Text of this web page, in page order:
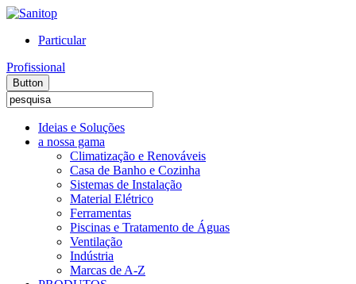
Particular
Profissional
Button
Ideias e Soluções
a nossa gama
Climatização e Renováveis
Casa de Banho e Cozinha
Sistemas de Instalação
Material Elétrico
Ferramentas
Piscinas e Tratamento de Águas
Ventilação
Indústria
Marcas de A-Z